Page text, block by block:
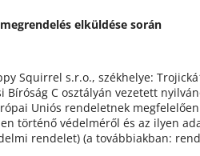
elküldése során
Squirrel s.r.o., székhelye:
Bíróság C osztályán vezetett
Uniós rendeletnek
történő védelméről és az ilyen
rendelet) (a továbbiakban: